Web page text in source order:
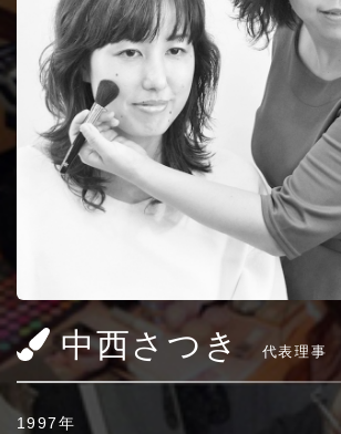
中西さつき 代表理事
1997年